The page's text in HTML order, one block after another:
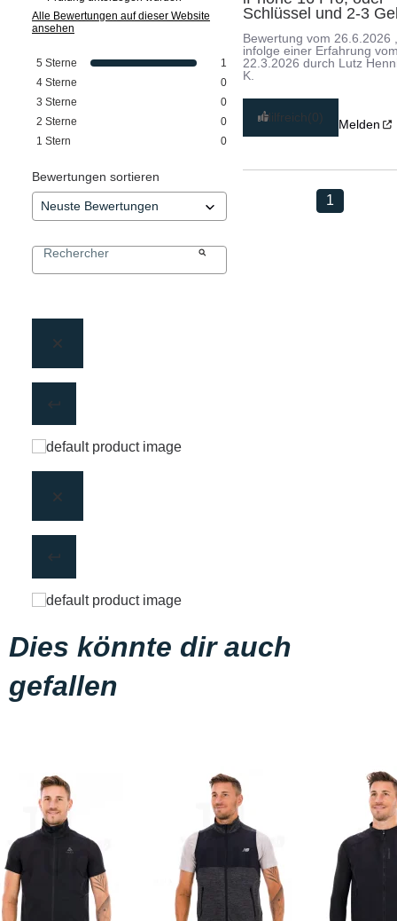
Alle Bewertungen auf dieser Website
ansehen
5 Sterne
1
4 Sterne
0
3 Sterne
0
2 Sterne
0
1 Stern 0
Bewertungen sortieren
Schlüssel und 2-3
Bewertung vom 26.6.2026
infolge einer Erfahrung
22.3.2026 durch Lutz
K.
Hilfreich(0) Melden
1
Dies könnte dir auch
gefallen